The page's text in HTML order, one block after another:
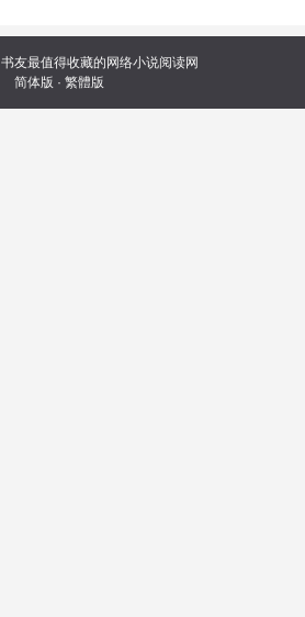
书友最值得收藏的网络小说阅读网
简体版 · 繁體版